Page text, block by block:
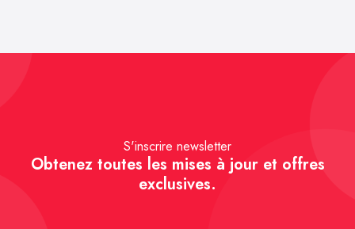
S'inscrire newsletter
Obtenez toutes les mises à jour et offres
exclusives.